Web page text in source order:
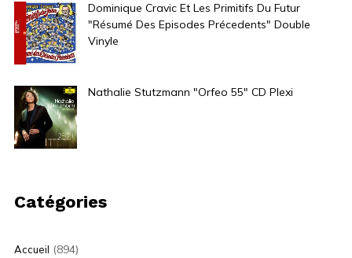
Dominique Cravic Et Les Primitifs Du Futur
"Résumé Des Episodes Précedents" Double
Vinyle
Nathalie Stutzmann "Orfeo 55" CD Plexi
Catégories
Accueil (894)